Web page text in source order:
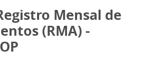
Mensal de
(RMA) -